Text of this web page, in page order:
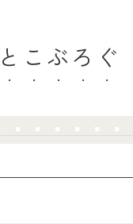
こぶろぐ